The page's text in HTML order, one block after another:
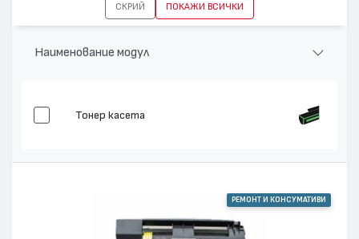
СКРИЙ ПОКАЖИ ВСИЧКИ
Наименование модул
Тонер касета
РЕМОНТ И КОНСУМАТИВИ